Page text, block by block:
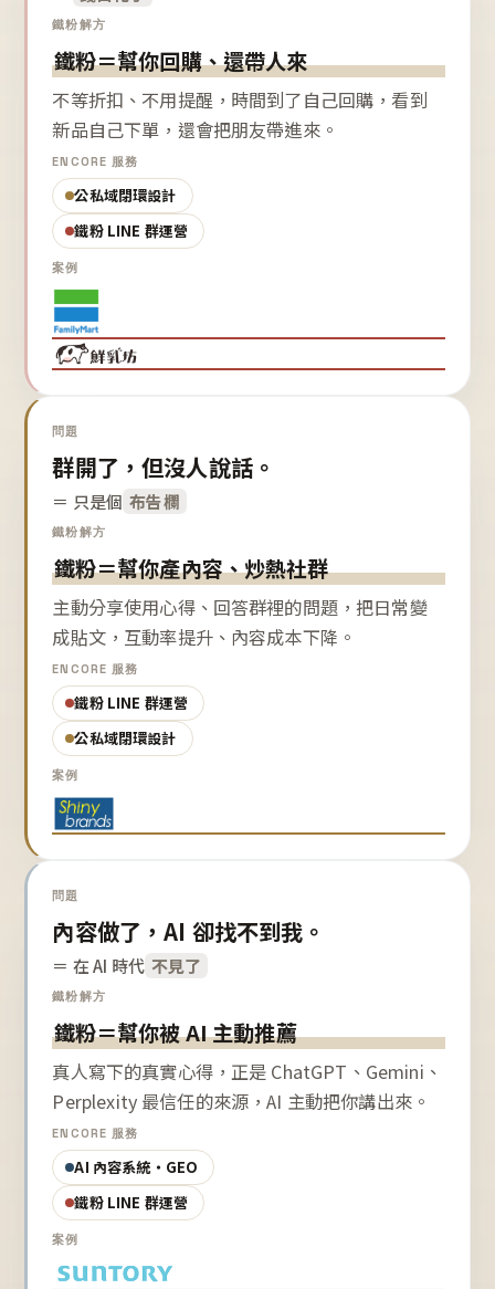
鐵粉解方
鐵粉＝幫你回購、還帶人來
不等折扣、不用提醒，時間到了自己回購，看到
新品自己下單，還會把朋友帶進來。
ENCORE 服務
公私域閉環設計
鐵粉 LINE 群運營
案例
問題
群開了，但沒人說話。
＝ 只是個 布告欄
鐵粉解方
鐵粉＝幫你產內容、炒熱社群
主動分享使用心得、回答群裡的問題，把日常變
成貼文，互動率提升、內容成本下降。
ENCORE 服務
鐵粉 LINE 群運營
公私域閉環設計
案例
問題
內容做了，AI 卻找不到我。
＝ 在 AI 時代 不見了
鐵粉解方
鐵粉＝幫你被 AI 主動推薦
真人寫下的真實心得，正是 ChatGPT、Gemini、
Perplexity 最信任的來源，AI 主動把你講出來。
ENCORE 服務
AI 內容系統・GEO
鐵粉 LINE 群運營
案例